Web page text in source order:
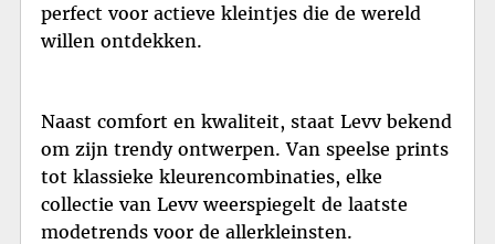
perfect voor actieve kleintjes die de wereld
willen ontdekken.
Naast comfort en kwaliteit, staat Levv bekend
om zijn trendy ontwerpen. Van speelse prints
tot klassieke kleurencombinaties, elke
collectie van Levv weerspiegelt de laatste
modetrends voor de allerkleinsten.